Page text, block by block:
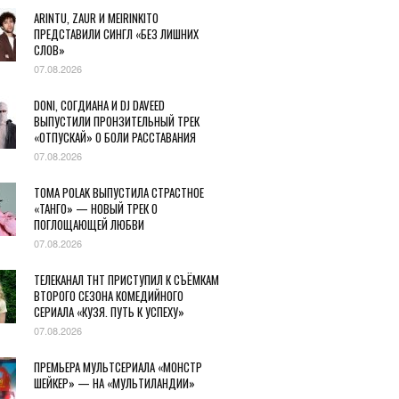
ARINTU, ZAUR И MEIRINKITO
ПРЕДСТАВИЛИ СИНГЛ «БЕЗ ЛИШНИХ
СЛОВ»
07.08.2026
DONI, СОГДИАНА И DJ DAVEED
ВЫПУСТИЛИ ПРОНЗИТЕЛЬНЫЙ ТРЕК
«ОТПУСКАЙ» О БОЛИ РАССТАВАНИЯ
07.08.2026
TOMA POLAK ВЫПУСТИЛА СТРАСТНОЕ
«ТАНГО» — НОВЫЙ ТРЕК О
ПОГЛОЩАЮЩЕЙ ЛЮБВИ
07.08.2026
ТЕЛЕКАНАЛ ТНТ ПРИСТУПИЛ К СЪЁМКАМ
ВТОРОГО СЕЗОНА КОМЕДИЙНОГО
СЕРИАЛА «КУЗЯ. ПУТЬ К УСПЕХУ»
07.08.2026
ПРЕМЬЕРА МУЛЬТСЕРИАЛА «МОНСТР
ШЕЙКЕР» — НА «МУЛЬТИЛАНДИИ»